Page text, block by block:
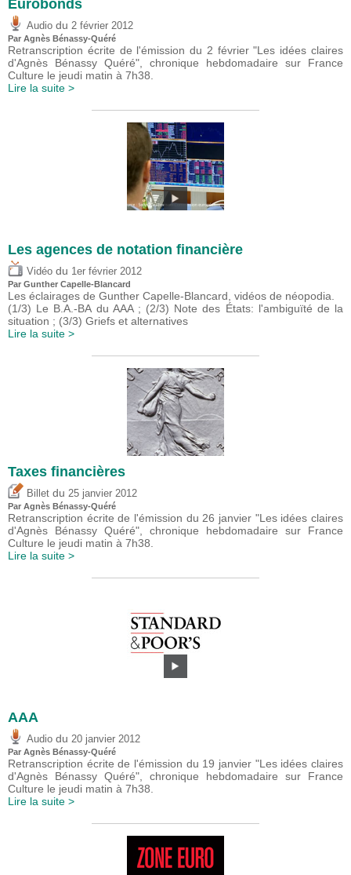
Eurobonds
Audio du 2 février 2012
Par Agnès Bénassy-Quéré
Retranscription écrite de l'émission du 2 février "Les idées claires
d'Agnès Bénassy Quéré", chronique hebdomadaire sur France
Culture le jeudi matin à 7h38.
Lire la suite >
Les agences de notation financière
Vidéo du 1er février 2012
Par Gunther Capelle-Blancard
Les éclairages de Gunther Capelle-Blancard, vidéos de néopodia.
(1/3) Le B.A.-BA du AAA ; (2/3) Note des États: l'ambiguïté de la
situation ; (3/3) Griefs et alternatives
Lire la suite >
Taxes financières
Billet du 25 janvier 2012
Par Agnès Bénassy-Quéré
Retranscription écrite de l'émission du 26 janvier "Les idées claires
d'Agnès Bénassy Quéré", chronique hebdomadaire sur France
Culture le jeudi matin à 7h38.
Lire la suite >
AAA
Audio du 20 janvier 2012
Par Agnès Bénassy-Quéré
Retranscription écrite de l'émission du 19 janvier "Les idées claires
d'Agnès Bénassy Quéré", chronique hebdomadaire sur France
Culture le jeudi matin à 7h38.
Lire la suite >